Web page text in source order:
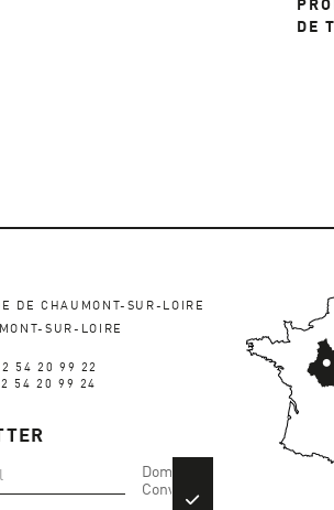
DE
DE CHAUMONT-SUR-LOIRE
SUR-LOIRE
2 54 20 99 22
54 20 99 24